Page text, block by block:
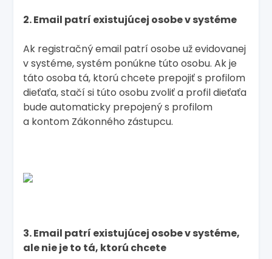
2. Email patrí existujúcej osobe v systéme
Ak registračný email patrí osobe už evidovanej
v systéme, systém ponúkne túto osobu. Ak je
táto osoba tá, ktorú chcete prepojiť s profilom
dieťaťa, stačí si túto osobu zvoliť a profil dieťaťa
bude automaticky prepojený s profilom
a kontom Zákonného zástupcu.
3. Email patrí existujúcej osobe v systéme,
ale nie je to tá, ktorú chcete